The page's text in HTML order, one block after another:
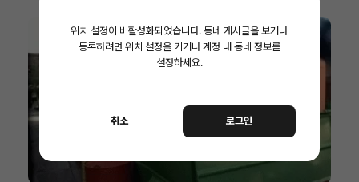
위치 설정이 비활성화되었습니다. 동네 게시글을 보거나
등록하려면 위치 설정을 키거나 계정 내 동네 정보를
설정하세요.
취소 로그인